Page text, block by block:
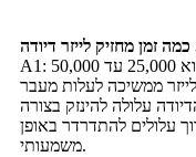
A1: אורך חיים אופייני של מודולי דיודת לייזר הוא 25,000 עד 50,000
ממשיכה לעלות מעבר
עלולה להינזק בצורה
עלולים להתדרדר באופן
משמעותי.